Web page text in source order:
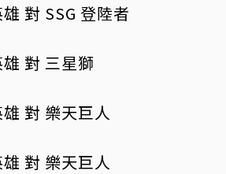
對 SSG 登陸者
對 三星獅
對 樂天巨人
對 樂天巨人